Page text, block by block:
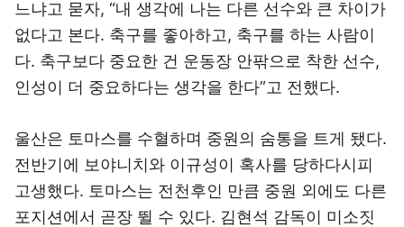
느냐고 묻자, “내 생각에 나는 다른 선수와 큰 차이가
없다고 본다. 축구를 좋아하고, 축구를 하는 사람이
다. 축구보다 중요한 건 운동장 안팎으로 착한 선수,
인성이 더 중요하다는 생각을 한다”고 전했다.
울산은 토마스를 수혈하며 중원의 숨통을 트게 됐다.
전반기에 보야니치와 이규성이 혹사를 당하다시피
고생했다. 토마스는 전천후인 만큼 중원 외에도 다른
포지션에서 곧장 뛸 수 있다. 김현석 감독이 미소짓